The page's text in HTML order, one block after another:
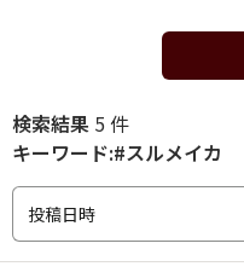
検索結果 5 件
キーワード:#スルメイカ
投稿日時